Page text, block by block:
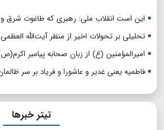
این است انقلاب ملی: رهبری که طاغوت شرق
تحلیلی بر تحولات اخیر از منظر آیت‌الله
امیرالمؤمنین (ع) از زبان صحابه پیامبر
فاطمیه یعنی غدیر و عاشورا و فریاد بر سر
تیتر خبرها